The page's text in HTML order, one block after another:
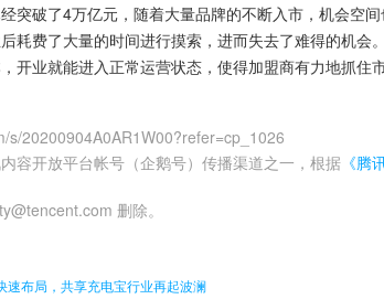
突破了4万亿元，随着大量品牌的不断入市，机会空
耗费了大量的时间进行摸索，进而失去了难得的机会
开业就能进入正常运营状态，使得加盟商有力地抓住
s/20200904A0AR1W00?refer=cp_1026
容开放平台帐号（企鹅号）传播渠道之一，根据 《腾
删除。
速布局，共享充电宝行业再起波澜